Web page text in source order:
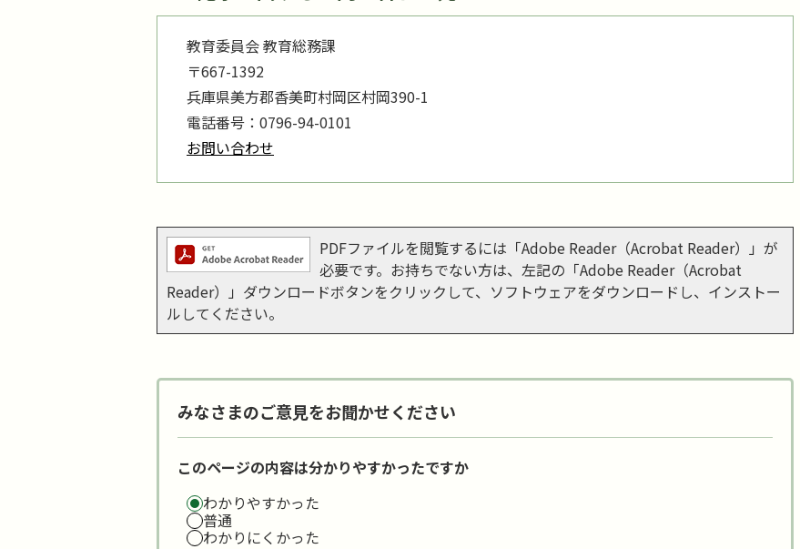
教育委員会 教育総務課
〒667-1392
兵庫県美方郡香美町村岡区村岡390-1
電話番号：0796-94-0101
お問い合わせ
PDFファイルを閲覧するには「Adobe Reader（Acrobat Reader）」が
必要です。お持ちでない方は、左記の「Adobe Reader（Acrobat
Reader）」ダウンロードボタンをクリックして、ソフトウェアをダウンロードし、インストー
ルしてください。
みなさまのご意見をお聞かせください
このページの内容は分かりやすかったですか
わかりやすかった
普通
わかりにくかった